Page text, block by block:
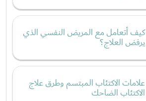
كيف أتعامل مع المريض النفسي الذي
يرفض العلاج؟
علامات الاكتئاب المبتسم وطرق علاج
الاكتئاب الضاحك